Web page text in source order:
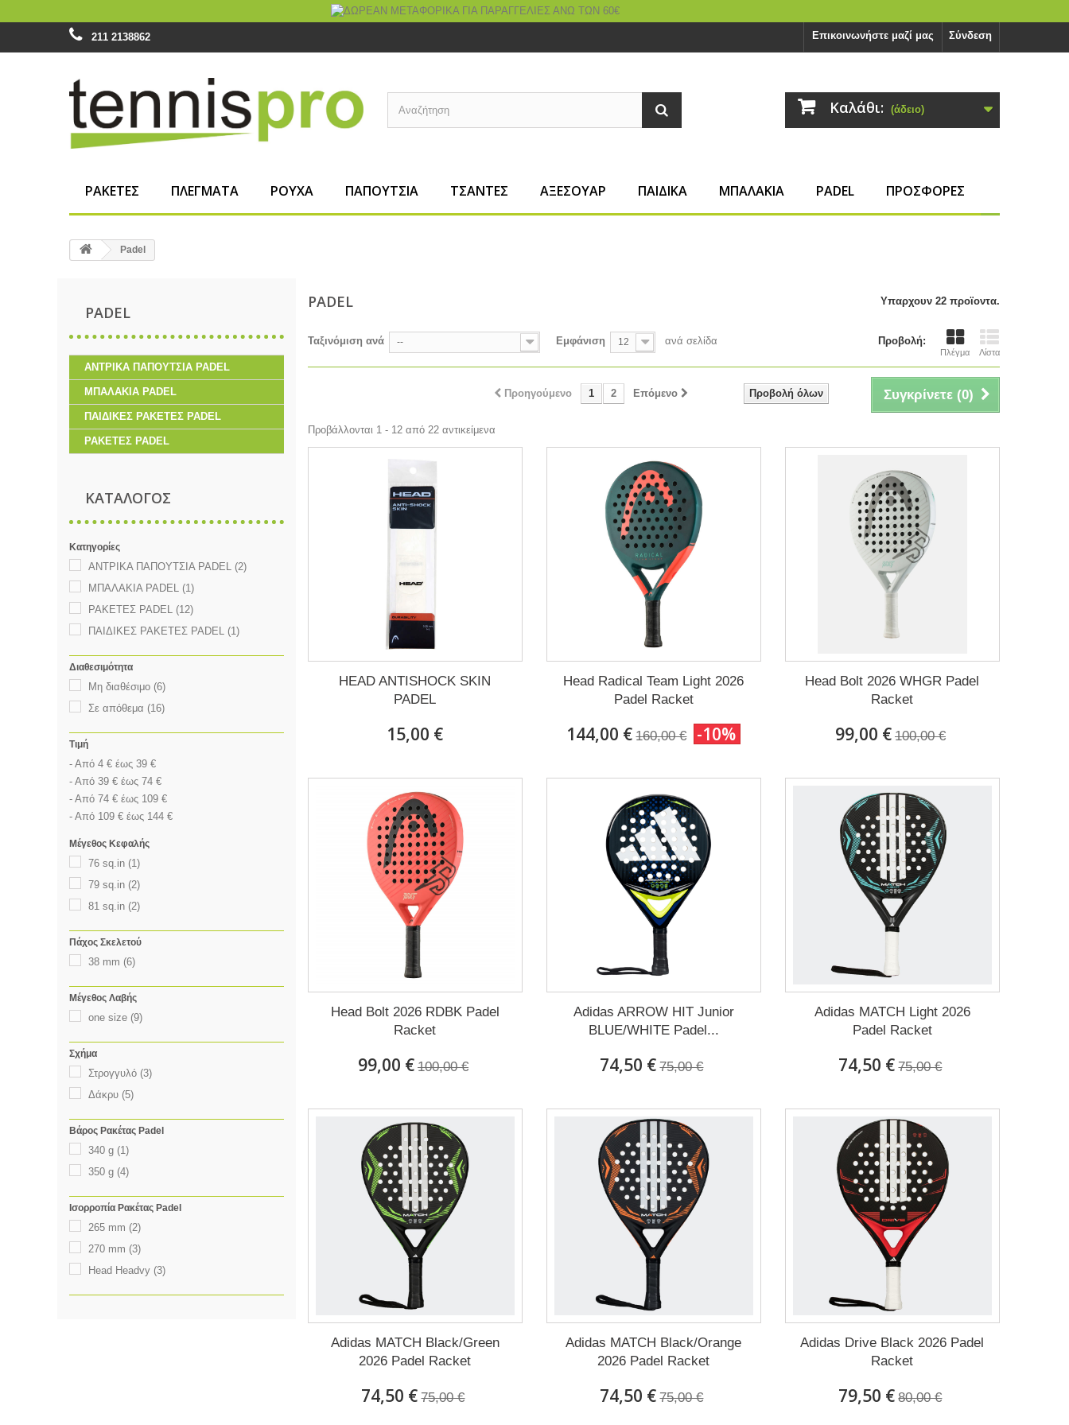
Σύνδεση
Επικοινωνήστε μαζί μας
211 2138862
Καλάθι: (άδειο)
ΡΑΚΕΤΕΣ ΠΛΕΓΜΑΤΑ ΡΟΥΧΑ ΠΑΠΟΥΤΣΙΑ ΤΣΑΝΤΕΣ ΑΞΕΣΟΥΑΡ ΠΑΙΔΙΚΑ ΜΠΑΛΑΚΙΑ PADEL ΠΡΟΣΦΟΡΕΣ
Padel
PADEL
ΑΝΤΡΙΚΑ ΠΑΠΟΥΤΣΙΑ PADEL
ΜΠΑΛΑΚΙΑ PADEL
ΠΑΙΔΙΚΕΣ ΡΑΚΕΤΕΣ PADEL
ΡΑΚΕΤΕΣ PADEL
ΚΑΤΑΛΟΓΟΣ
Κατηγορίες
ΑΝΤΡΙΚΑ ΠΑΠΟΥΤΣΙΑ PADEL (2)
ΜΠΑΛΑΚΙΑ PADEL (1)
ΡΑΚΕΤΕΣ PADEL (12)
ΠΑΙΔΙΚΕΣ ΡΑΚΕΤΕΣ PADEL (1)
Διαθεσιμότητα
Μη διαθέσιμο (6)
Σε απόθεμα (16)
Τιμή
- Από 4 € έως 39 €
- Από 39 € έως 74 €
- Από 74 € έως 109 €
- Από 109 € έως 144 €
Μέγεθος Κεφαλής
76 sq.in (1)
79 sq.in (2)
81 sq.in (2)
Πάχος Σκελετού
38 mm (6)
Μέγεθος Λαβής
one size (9)
Σχήμα
Στρογγυλό (3)
Δάκρυ (5)
Βάρος Ρακέτας Padel
340 g (1)
350 g (4)
Ισορροπία Ρακέτας Padel
265 mm (2)
270 mm (3)
Head Headvy (3)
PADEL Υπαρχουν 22 προϊοντα.
Προβολή:
Πλέγμα Λίστα
Ταξινόμιση ανά -- Εμφάνιση 12 ανά σελίδα
Συγκρίνετε (0)
Προβολή όλων
Προηγούμενο 1 2 Επόμενο
Προβάλλονται 1 - 12 από 22 αντικείμενα
HEAD ANTISHOCK SKIN
PADEL
15,00 €
Head Radical Team Light 2026
Padel Racket
144,00 € 160,00 € -10%
Head Bolt 2026 WHGR Padel
Racket
99,00 € 100,00 €
Head Bolt 2026 RDBK Padel
Racket
99,00 € 100,00 €
Adidas ARROW HIT Junior
BLUE/WHITE Padel...
74,50 € 75,00 €
Adidas MATCH Light 2026
Padel Racket
74,50 € 75,00 €
Adidas MATCH Black/Green
2026 Padel Racket
74,50 € 75,00 €
Adidas MATCH Black/Orange
2026 Padel Racket
74,50 € 75,00 €
Adidas Drive Black 2026 Padel
Racket
79,50 € 80,00 €